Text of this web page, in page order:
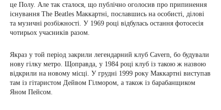
це Полу. Але так сталося, що публічно оголосив про припинення
існування The Beatles Маккартні, пославшись на особисті, ділові
та музичні розбіжності. У 1969 році відбулась остання фотосесія
чотирьох учасників разом.
Якраз у той період закрили легендарний клуб Cavern, бо будували
нову гілку метро. Щоправда, у 1984 році клуб із такою ж назвою
відкрили на новому місці. У грудні 1999 року Маккартні виступав
там із гітаристом Дейвом Гілмором, а також із барабанщиком
Яном Пейсом.